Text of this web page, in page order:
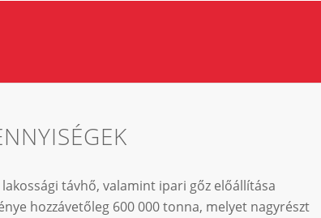
távhő, valamint ipari gőz előállítása
hozzávetőleg 600 000 tonna, melyet nagyrészt